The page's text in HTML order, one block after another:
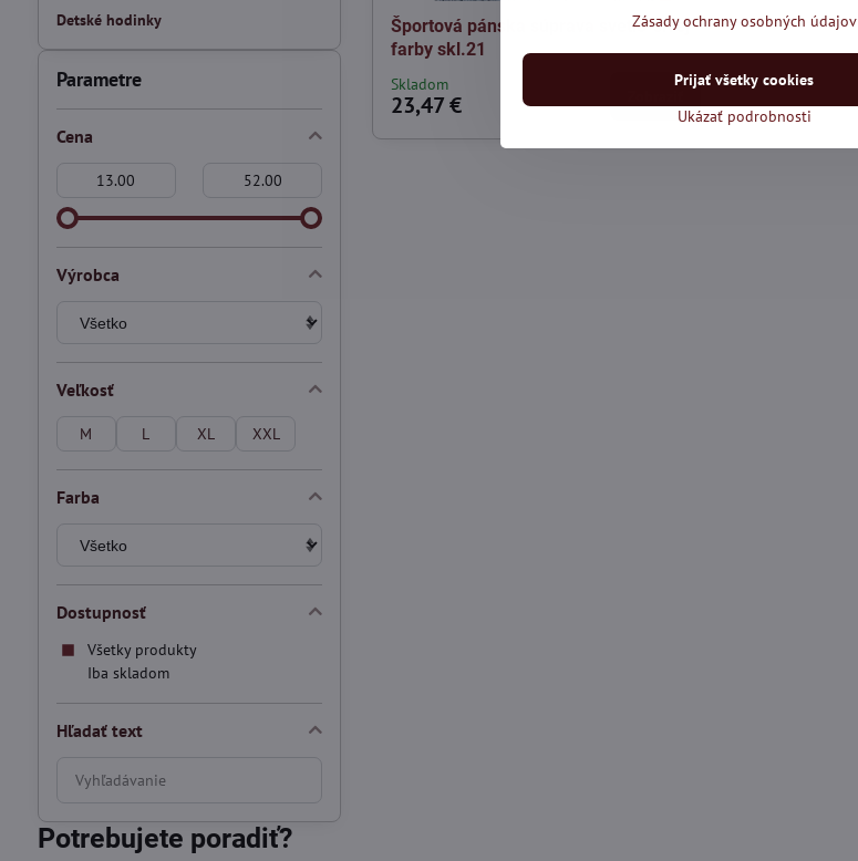
Športová pánska súprava svetlo-sivej
farby skl.21
Skladom
23,47 €
Parametre
Cena
Výrobca
Veľkosť
M L XL XXL
Farba
Dostupnosť
Všetky produkty
Iba skladom
Hľadať text
Prehľadať
výsledky
filtra
fulltextom
Potrebujete poradiť?
Detské hodinky
Zásady ochrany osobných údajov
Ukázať podrobnosti
Prijať všetky cookies